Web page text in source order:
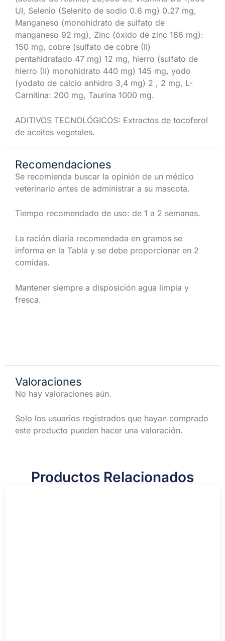
UI, Selenio (Selenito de sodio 0.6 mg) 0.27 mg,
Manganeso (monohidrato de sulfato de
manganeso 92 mg), Zinc (óxido de zinc 186 mg):
150 mg, cobre (sulfato de cobre (II)
pentahidratado 47 mg) 12 mg, hierro (sulfato de
hierro (II) monohidrato 440 mg) 145 mg, yodo
(yodato de calcio anhidro 3,4 mg) 2 , 2 mg, L-
Carnitina: 200 mg, Taurina 1000 mg.
ADITIVOS TECNOLÓGICOS: Extractos de tocoferol
de aceites vegetales.
Recomendaciones
Se recomienda buscar la opinión de un médico
veterinario antes de administrar a su mascota.
Tiempo recomendado de uso: de 1 a 2 semanas.
La ración diaria recomendada en gramos se
informa en la Tabla y se debe proporcionar en 2
comidas.
Mantener siempre a disposición agua limpia y
fresca.
Valoraciones
No hay valoraciones aún.
Solo los usuarios registrados que hayan comprado
este producto pueden hacer una valoración.
Productos Relacionados